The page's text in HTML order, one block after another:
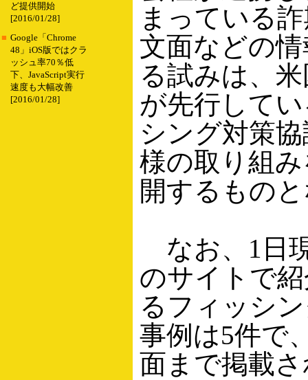
ど提供開始
[2016/01/28]
■ Google「Chrome
48」iOS版ではクラ
ッシュ率70％低
下、JavaScript実行
速度も大幅改善
[2016/01/28]
まっている
文面などの
る試みは、
が先行して
シング対策
様の取り組
開するもの
なお、1日
のサイトで
るフィッシ
事例は5件で
面まで掲載